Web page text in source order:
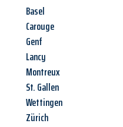
Basel
Carouge
Genf
Lancy
Montreux
St. Gallen
Wettingen
Zürich